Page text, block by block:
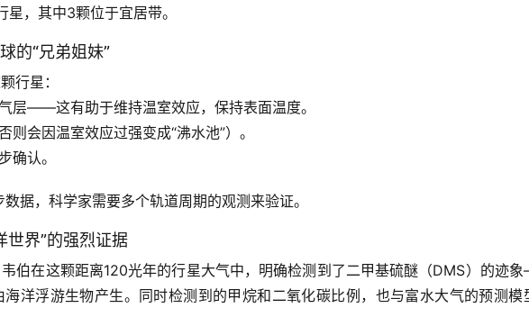
，其中3颗位于宜居带。
的“兄弟姐妹”
行星：
层——这有助于维持温室效应，保持表面温度。
否则会因温室效应过强变成“沸水池”）。
确认。
数据，科学家需要多个轨道周期的观测来验证。
世界”的强烈证据
伯在这颗距离120光年的行星大气中， 明确检测到了二甲基硫醚（DMS）的迹象
洋浮游生物产生。同时检测到的甲烷和二氧化碳比例，也与富水大气的预测模